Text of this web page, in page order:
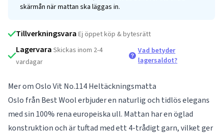
skärmån när mattan ska läggas in.
Tillverkningsvara Ej öppet köp & bytesrätt
Lagervara Skickas inom 2-4
vardagar
Vad betyder
lagersaldot?
Mer om Oslo Vit No.114 Heltäckningsmatta
Oslo från Best Wool erbjuder en naturlig och tidlös elegans
med sin 100% rena europeiska ull. Mattan har en öglad
konstruktion och är tuftad med ett 4-trådigt garn, vilket ger